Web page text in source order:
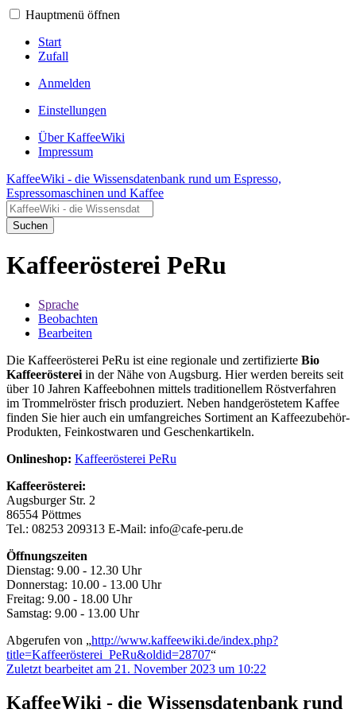
Hauptmenü öffnen
Start
Zufall
Anmelden
Einstellungen
Über KaffeeWiki
Impressum
KaffeeWiki - die Wissensdatenbank rund um Espresso,
Espressomaschinen und Kaffee
Suchen
Kaffeerösterei PeRu
Sprache
Beobachten
Bearbeiten
Die Kaffeerösterei PeRu ist eine regionale und zertifizierte Bio
Kaffeerösterei in der Nähe von Augsburg. Hier werden bereits seit
über 10 Jahren Kaffeebohnen mittels traditionellem Röstverfahren
im Trommelröster frisch produziert. Neben handgeröstetem Kaffee
finden Sie hier auch ein umfangreiches Sortiment an Kaffeezubehör-
Produkten, Feinkostwaren und Geschenkartikeln.
Onlineshop: Kaffeerösterei PeRu
Kaffeerösterei:
Augsburger Str. 2
86554 Pöttmes
Tel.: 08253 209313 E-Mail: info@cafe-peru.de
Öffnungszeiten
Dienstag: 9.00 - 12.30 Uhr
Donnerstag: 10.00 - 13.00 Uhr
Freitag: 9.00 - 18.00 Uhr
Samstag: 9.00 - 13.00 Uhr
Abgerufen von „http://www.kaffeewiki.de/index.php?
title=Kaffeerösterei_PeRu&oldid=28707“
Zuletzt bearbeitet am 21. November 2023 um 10:22
KaffeeWiki - die Wissensdatenbank rund